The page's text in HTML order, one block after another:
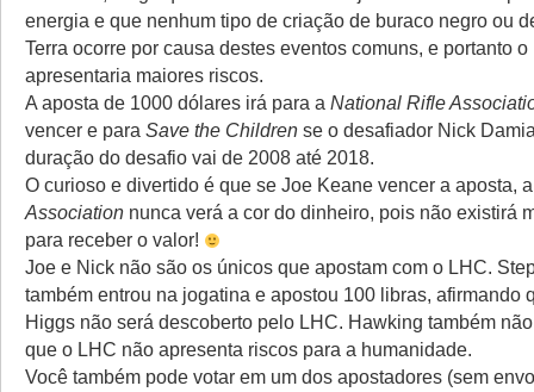
energia e que nenhum tipo de criação de buraco negro ou
Terra ocorre por causa destes eventos comuns, e portanto
apresentaria maiores riscos.
A aposta de 1000 dólares irá para a National Rifle
vencer e para Save the Children se o desafiador Nick
duração do desafio vai de 2008 até 2018.
O curioso e divertido é que se Joe Keane vencer a aposta,
Association nunca verá a cor do dinheiro, pois não existirá
para receber o valor!
Joe e Nick não são os únicos que apostam com o LHC.
também entrou na jogatina e apostou 100 libras, afirmando
Higgs não será descoberto pelo LHC. Hawking também
que o LHC não apresenta riscos para a humanidade.
Você também pode votar em um dos apostadores (sem